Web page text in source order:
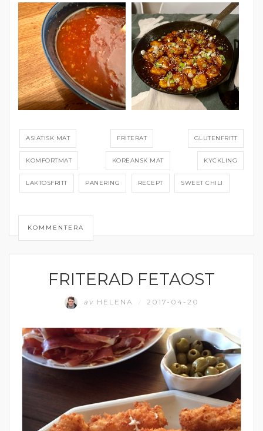
ASIATISK MAT FRITERAT GLUTENFRITT
KOMFORTMAT KOREANSK MAT KYCKLING
LAKTOSFRITT PANERING RECEPT SWEET CHILI
KOMMENTERA
SNITTAR OCH TILLTUGG
FRITERAD FETAOST
av HELENA 2017-04-20